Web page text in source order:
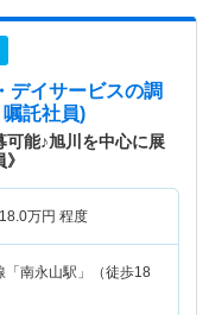
デイサービスの調
託社員)
可能♪旭川を中心に展
18.0万円 程度
「南永山駅」（徒歩18